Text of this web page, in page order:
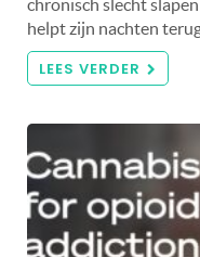
chronisch slecht
helpt zijn nachten
LEES VERDER